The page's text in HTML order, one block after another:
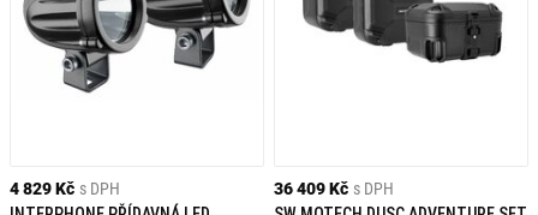
4 829 Kč s DPH
36 409 Kč s DPH